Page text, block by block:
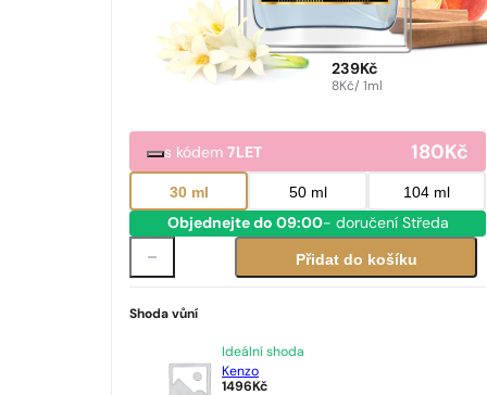
239Kč
8Kč/ 1ml
s kódem7LET 180Kč
30 ml 50 ml 104 ml
Objednejte do 09:00- doručení Středa
Přidat do košíku
Shoda vůní
Ideální shoda
Kenzo
1496 Kč